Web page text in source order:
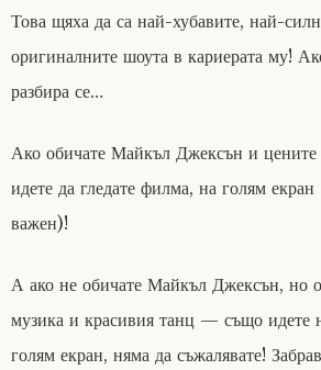
Това щяха да са най-хубавите, най-
оригиналните шоута в кариерата му!
разбира се…
Ако обичате Майкъл Джексън и
идете да гледате филма, на голям
важен)!
А ако не обичате Майкъл Джексън, но
музика и красивия танц — също идете
голям екран, няма да съжалявате!